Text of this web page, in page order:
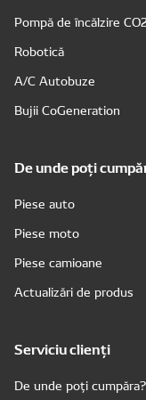
Pompă de încălzire
Robotică
A/C Autobuze
Bujii CoGeneration
De unde poți
Piese auto
Piese moto
Piese camioane
Actualizări de produs
Serviciu clienți
De unde poți cumpăra?